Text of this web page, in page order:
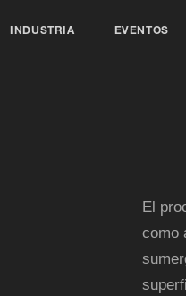
INDUSTRIA EVENTOS
El
como